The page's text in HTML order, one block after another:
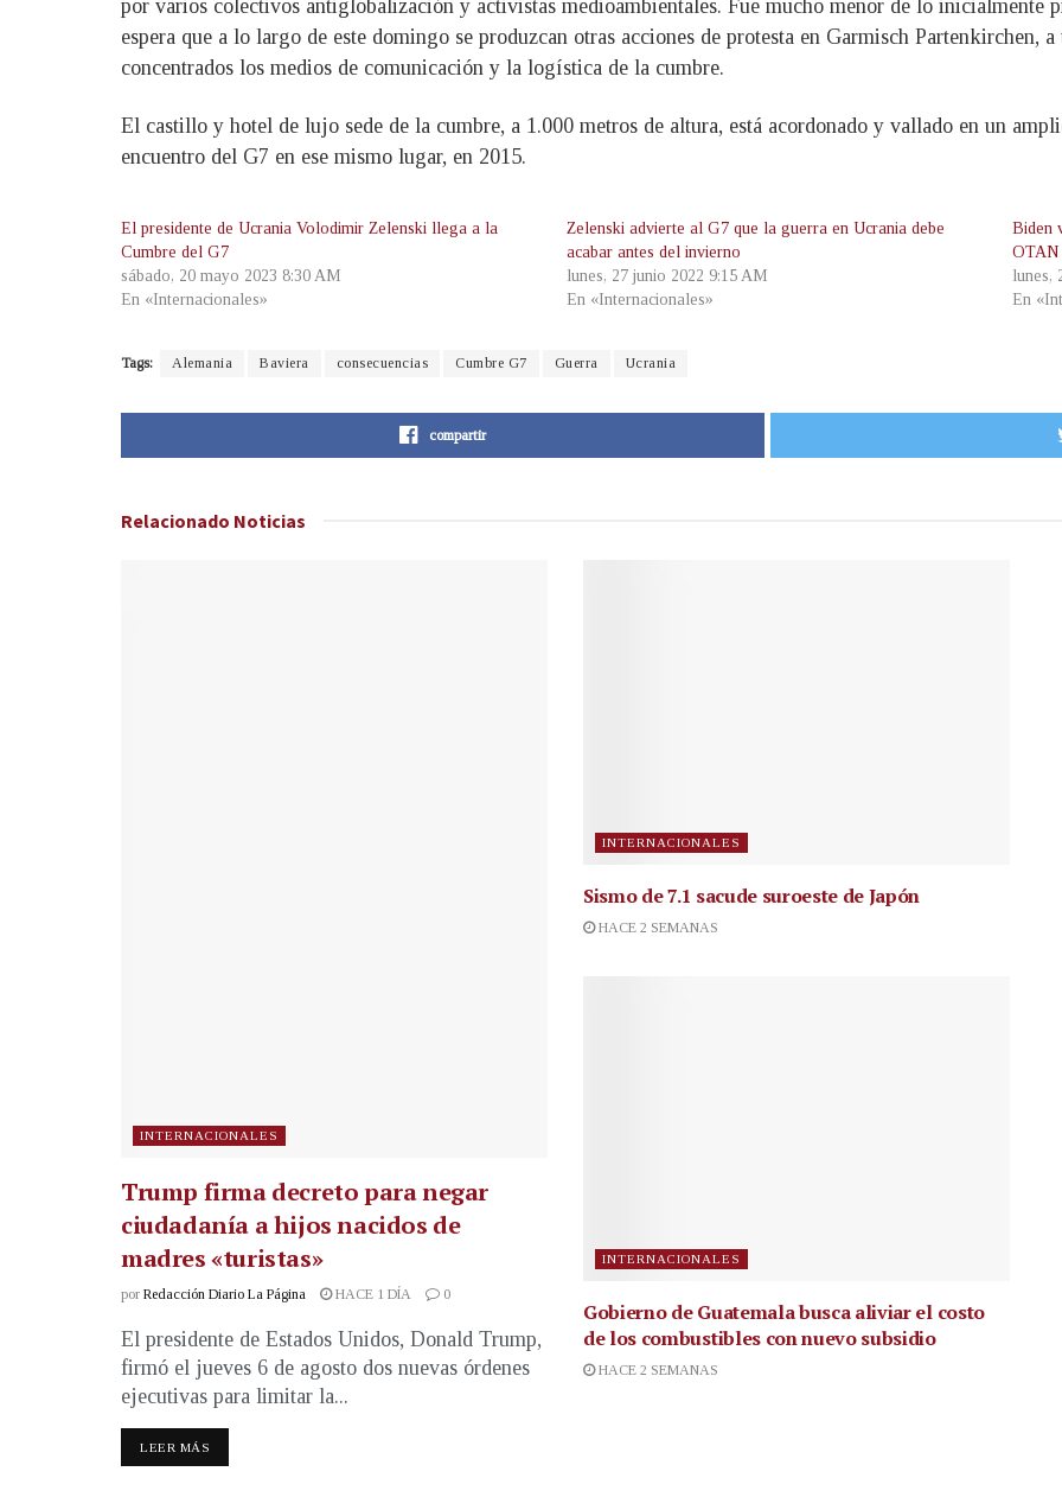
por varios colectivos antiglobalización y activistas medioambientales. Fue mucho menor de lo inicialmente
espera que a lo largo de este domingo se produzcan otras acciones de protesta en Garmisch Partenkirchen,
concentrados los medios de comunicación y la logística de la cumbre.
El castillo y hotel de lujo sede de la cumbre, a 1.000 metros de altura, está acordonado y vallado en un
encuentro del G7 en ese mismo lugar, en 2015.
El presidente de Ucrania Volodimir Zelenski llega a la
Cumbre del G7
sábado, 20 mayo 2023 8:30 AM
En «Internacionales»
Zelenski advierte al G7 que la guerra en Ucrania debe
acabar antes del invierno
lunes, 27 junio 2022 9:15 AM
En «Internacionales»
Biden
OTAN
lunes,
En
Tags: Alemania Baviera consecuencias Cumbre G7 Guerra Ucrania
compartir
Relacionado Noticias
INTERNACIONALES
Trump firma decreto para negar
ciudadanía a hijos nacidos de
madres «turistas»
por Redacción Diario La Página HACE 1 DÍA 0
El presidente de Estados Unidos, Donald Trump,
firmó el jueves 6 de agosto dos nuevas órdenes
ejecutivas para limitar la...
LEER MÁS
INTERNACIONALES
Sismo de 7.1 sacude suroeste de Japón
HACE 2 SEMANAS
INTERNACIONALES
Gobierno de Guatemala busca aliviar el costo
de los combustibles con nuevo subsidio
HACE 2 SEMANAS